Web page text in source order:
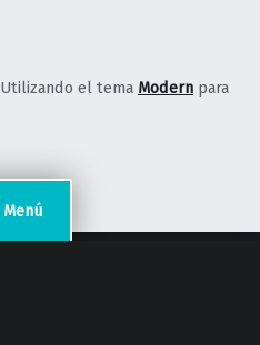
Menú
Utilizando el tema Modern para